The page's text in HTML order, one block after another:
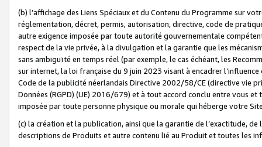
(b) l’affichage des Liens Spéciaux et du Contenu du Programme sur
réglementation, décret, permis, autorisation, directive, code de
autre exigence imposée par toute autorité gouvernementale
respect de la vie privée, à la divulgation et la garantie que les
sans ambiguïté en temps réel (par exemple, le cas échéant, les
sur internet, la loi française du 9 juin 2023 visant à encadrer
Code de la publicité néerlandais Directive 2002/58/CE (directive vie
Données (RGPD) (UE) 2016/679) et à tout accord conclu entre vous
imposée par toute personne physique ou morale qui héberge votre
(c) la création et la publication, ainsi que la garantie de l’exactitude,
descriptions de Produits et autre contenu lié au Produit et toutes les